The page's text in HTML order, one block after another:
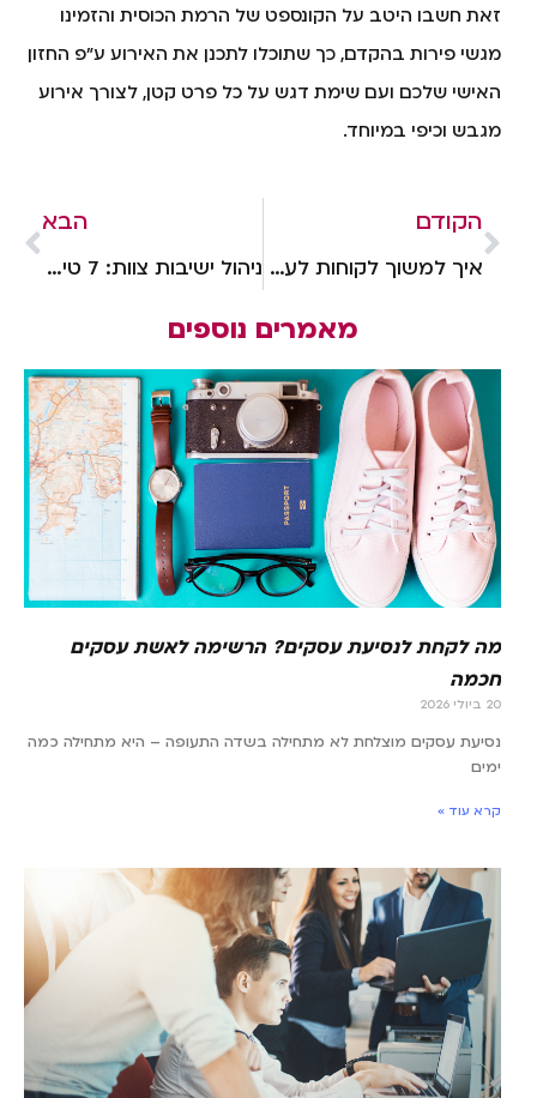
זאת חשבו היטב על הקונספט של הרמת הכוסית והזמינו
מגשי פירות בהקדם, כך שתוכלו לתכנן את האירוע ע"פ החזון
האישי שלכם ועם שימת דגש על כל פרט קטן, לצורך אירוע
מגבש וכיפי במיוחד.
הקודם
איך למשוך לקוחות לעסק בקניון: שלב הפיתוי!
הבא
ניהול ישיבות צוות: 7 טיפים ממנהלים מנוסים
מאמרים נוספים
מה לקחת לנסיעת עסקים? הרשימה לאשת עסקים
חכמה
20 ביולי 2026
נסיעת עסקים מוצלחת לא מתחילה בשדה התעופה – היא מתחילה כמה
ימים
קרא עוד »